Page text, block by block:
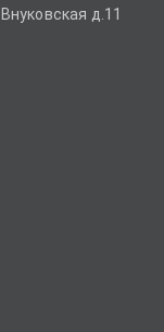
д.11